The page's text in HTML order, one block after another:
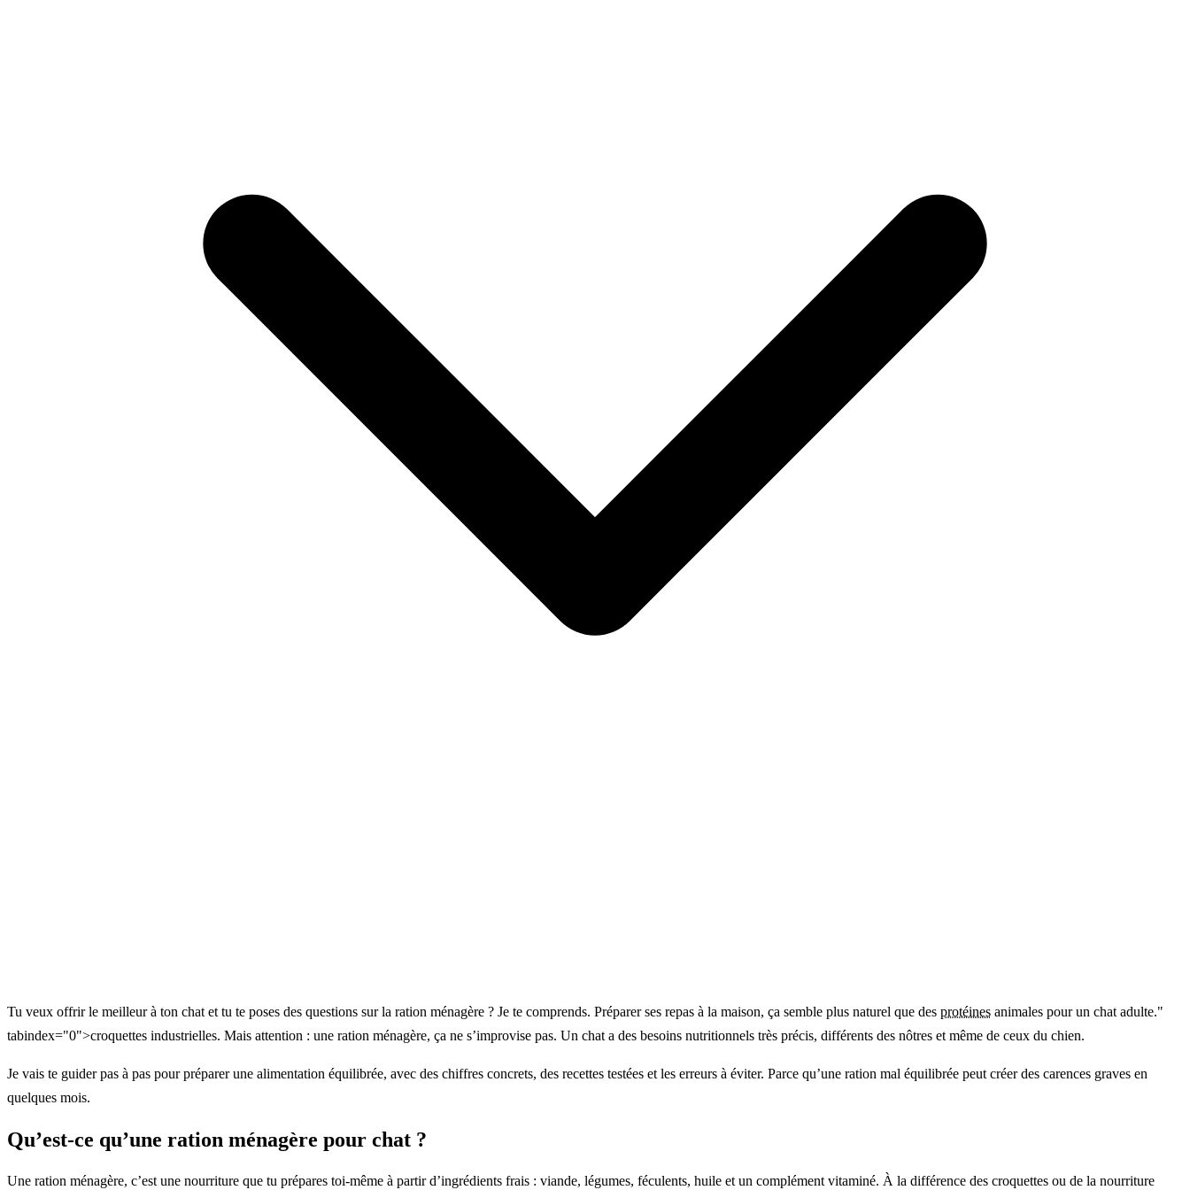
Tu veux offrir le meilleur à ton chat et tu te poses des questions sur la ration ménagère ? Je te comprends. Préparer ses repas à la maison, ça semble plus naturel que des protéines animales pour un chat adulte."
tabindex="0">croquettes industrielles. Mais attention : une ration ménagère, ça ne s’improvise pas. Un chat a des besoins nutritionnels très précis, différents des nôtres et même de ceux du chien.
Je vais te guider pas à pas pour préparer une alimentation équilibrée, avec des chiffres concrets, des recettes testées et les erreurs à éviter. Parce qu’une ration mal équilibrée peut créer des carences graves en
quelques mois.
Qu’est-ce qu’une ration ménagère pour chat ?
Une ration ménagère, c’est une nourriture que tu prépares toi-même à partir d’ingrédients frais : viande, légumes, féculents, huile et un complément vitaminé. À la différence des croquettes ou de la nourriture